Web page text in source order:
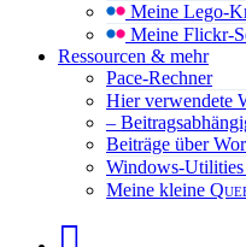
Meine Lego-
Meine Flickr-
Ressourcen & mehr
Pace-Rechner
Hier verwendete
–
Beiträge über
Windows-Utilities
Meine kleine